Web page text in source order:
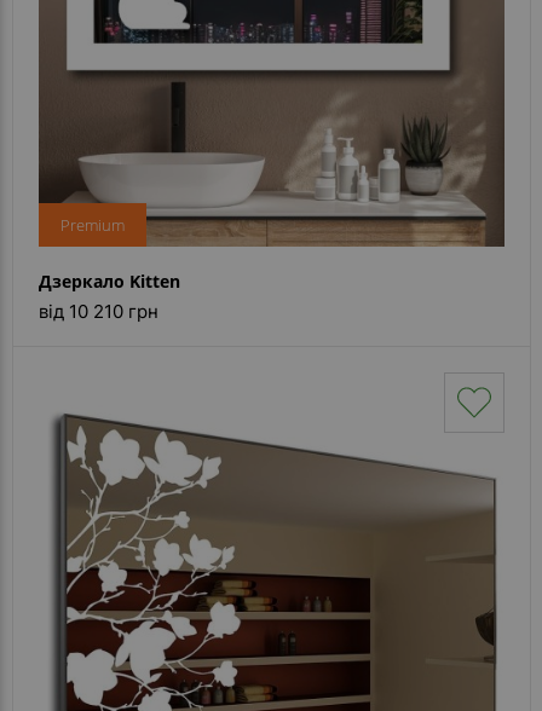
Premium
Дзеркало Kitten
від 10 210 грн